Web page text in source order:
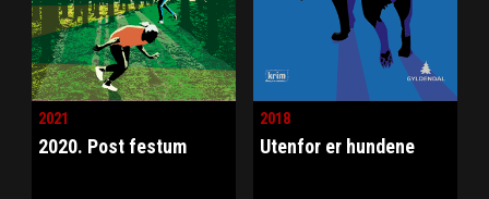
2021
2020. Post festum
2018
Utenfor er hundene